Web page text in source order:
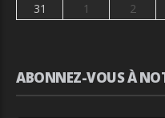
31
1 2
ABONNEZ-VOUS À